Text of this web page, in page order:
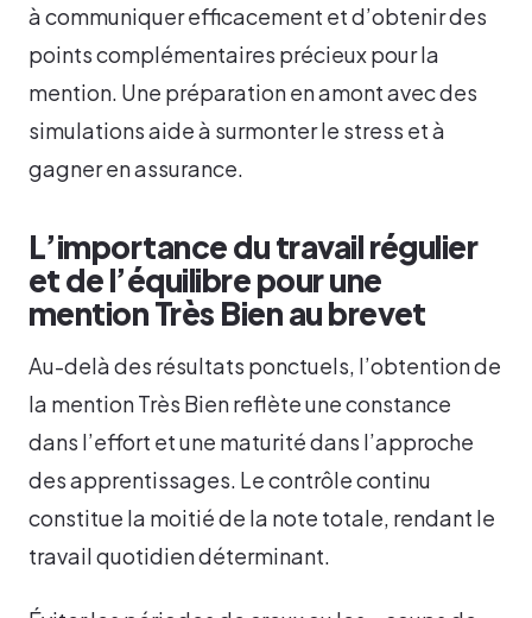
à communiquer efficacement et d’obtenir des
points complémentaires précieux pour la
mention. Une préparation en amont avec des
simulations aide à surmonter le stress et à
gagner en assurance.
L’importance du travail régulier
et de l’équilibre pour une
mention Très Bien au brevet
Au-delà des résultats ponctuels, l’obtention de
la mention Très Bien reflète une constance
dans l’effort et une maturité dans l’approche
des apprentissages. Le contrôle continu
constitue la moitié de la note totale, rendant le
travail quotidien déterminant.